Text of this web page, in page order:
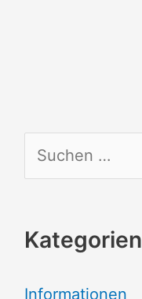
u
h
Kategorien
Informationen